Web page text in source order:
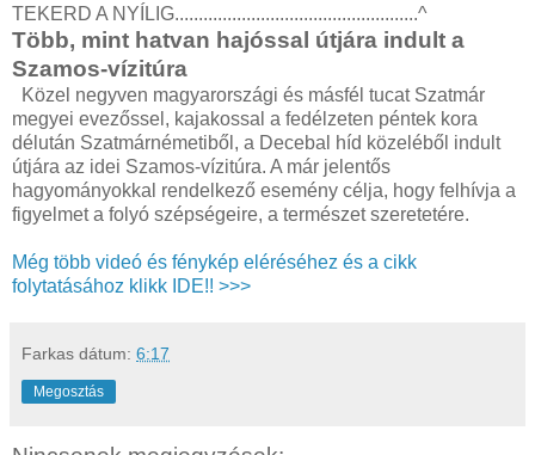
TEKERD A NYÍLIG...................................................^
Több, mint hatvan hajóssal útjára indult a
Szamos-vízitúra
Közel negyven magyarországi és másfél tucat Szatmár
megyei evezőssel, kajakossal a fedélzeten péntek kora
délután Szatmárnémetiből, a Decebal híd közeléből indult
útjára az idei Szamos-vízitúra. A már jelentős
hagyományokkal rendelkező esemény célja, hogy felhívja a
figyelmet a folyó szépségeire, a természet szeretetére.
Még több videó és fénykép eléréséhez és a cikk
folytatásához klikk IDE!! >>>
Farkas dátum: 6:17
Megosztás